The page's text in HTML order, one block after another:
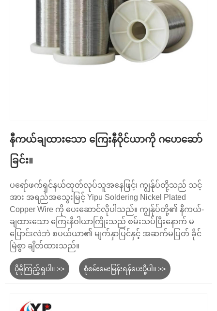
နီကယ်ချထားသော ကြေးနီဝိုင်ယာကို ဂဟေဆော်
ခြင်း။
ပရော်ဖက်ရှင်နယ်ထုတ်လုပ်သူအနေဖြင့်၊ ကျွန်ုပ်တို့သည် သင့်
အား အရည်အသွေးမြင့် Yipu Soldering Nickel Plated
Copper Wire ကို ပေးဆောင်လိုပါသည်။ ကျွန်ုပ်တို့၏ နီကယ်-
ချထားသော ကြေးနီဝါယာကြိုးသည် စမ်းသပ်ပြီးနောက် မ
ပြောင်းလဲဘဲ စပယ်ယာ၏ မျက်နှာပြင်နှင့် အဆက်မပြတ် ခိုင်
မြဲစွာ ချိတ်ထားသည်။
ပိုမိုကြည့်ရှုပါ။ >> စုံစမ်းမေးမြန်းရန်ပေးပို့ပါ။ >>